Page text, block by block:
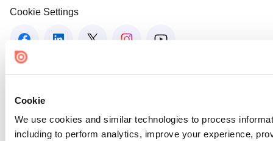
Cookie
We use cookies and similar technologies to process
including to perform analytics, improve your experience,
Cookie Settings